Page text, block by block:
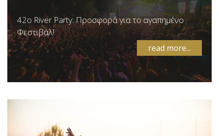
42ο River Party: Προσφορά για το αγαπημένο
Φεστιβάλ!
read more...